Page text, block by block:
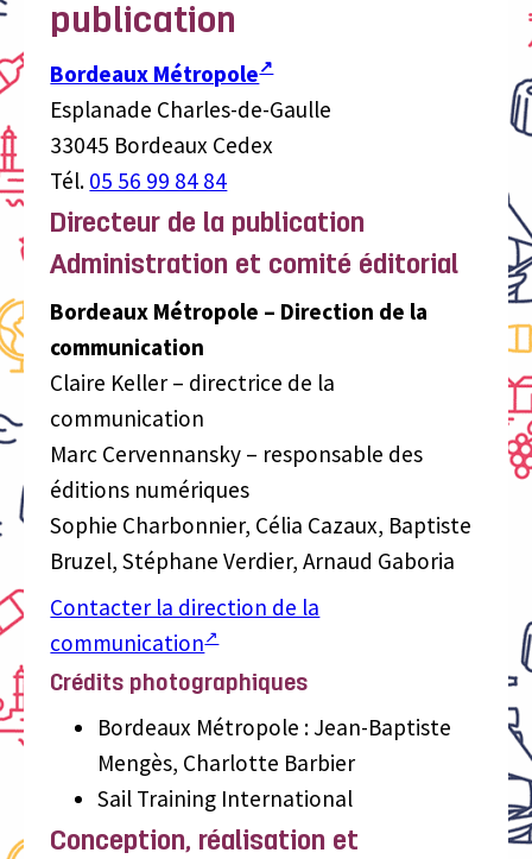
publication
Bordeaux Métropole
Esplanade Charles-de-Gaulle
33045 Bordeaux Cedex
Tél. 05 56 99 84 84
Directeur de la publication
Administration et comité éditorial
Bordeaux Métropole – Direction de la
communication
Claire Keller – directrice de la
communication
Marc Cervennansky – responsable des
éditions numériques
Sophie Charbonnier, Célia Cazaux, Baptiste
Bruzel, Stéphane Verdier, Arnaud Gaboria
Contacter la direction de la
communication
Crédits photographiques
Bordeaux Métropole : Jean-Baptiste
Mengès, Charlotte Barbier
Sail Training International
Conception, réalisation et